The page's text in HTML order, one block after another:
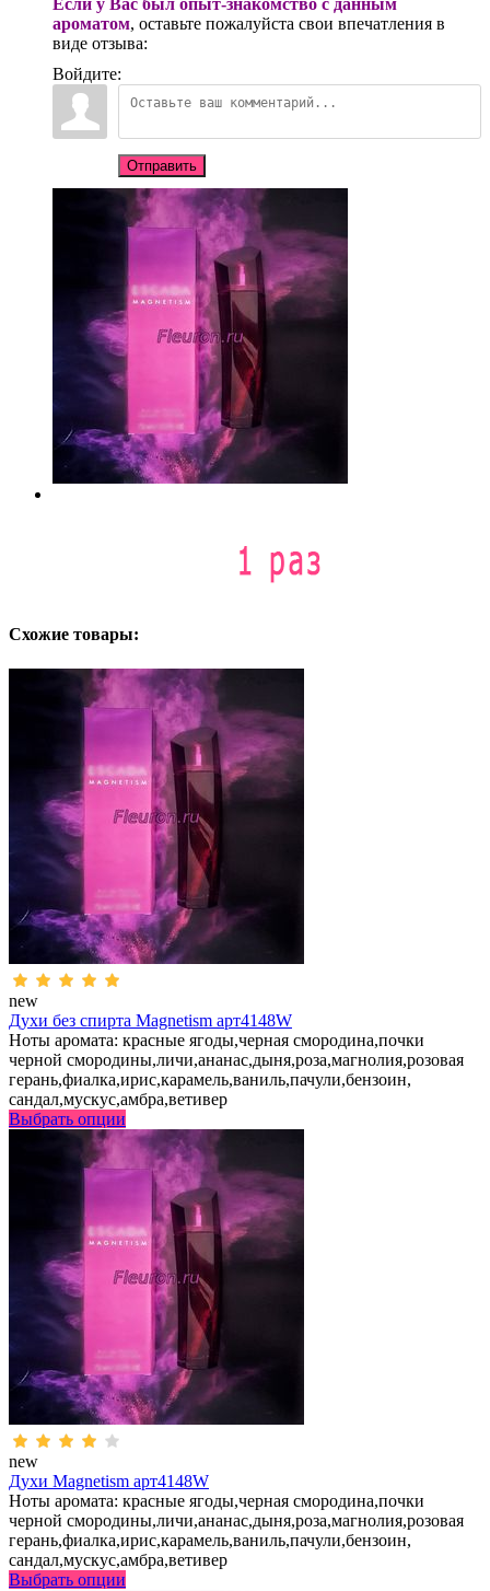
Если у Вас был опыт-знакомство с данным
ароматом, оставьте пожалуйста свои впечатления в
виде отзыва:
Войдите:
Отправить
Схожие товары:
new
Духи без спирта Magnetism арт4148W
Ноты аромата: красные ягоды,черная смородина,почки
черной смородины,личи,ананас,дыня,роза,магнолия,розовая
герань,фиалка,ирис,карамель,ваниль,пачули,бензоин,
сандал,мускус,амбра,ветивер
Выбрать опции
new
Духи Magnetism арт4148W
Ноты аромата: красные ягоды,черная смородина,почки
черной смородины,личи,ананас,дыня,роза,магнолия,розовая
герань,фиалка,ирис,карамель,ваниль,пачули,бензоин,
сандал,мускус,амбра,ветивер
Выбрать опции